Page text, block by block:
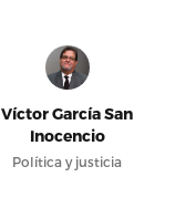
Víctor García San
Inocencio
Política y justicia